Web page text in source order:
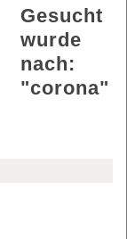
Gesucht
wurde
nach:
"corona"